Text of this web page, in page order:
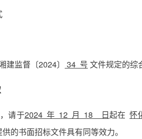
监督〔2024〕 34 号 文件规定的综
请于2024 年 12 月 18 日起在怀
的书面招标文件具有同等效力。